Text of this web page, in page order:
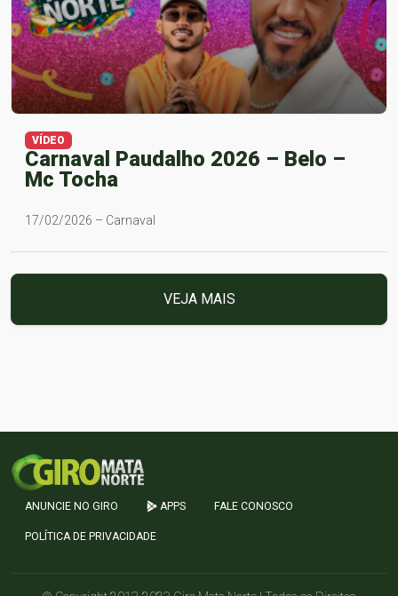
VÍDEO
Carnaval Paudalho 2026 – Belo –
Mc Tocha
17/02/2026 – Carnaval
VEJA MAIS
ANUNCIE NO GIRO APPS FALE CONOSCO
POLÍTICA DE PRIVACIDADE